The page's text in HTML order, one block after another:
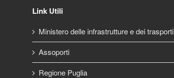
Link Utili
Ministero delle infrastrutture e dei trasporti
Assoporti
Regione Puglia